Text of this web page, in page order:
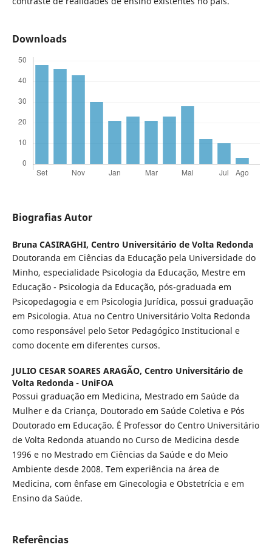
Downloads
Biografias Autor
Bruna CASIRAGHI, Centro Universitário de Volta Redonda
Doutoranda em Ciências da Educação pela Universidade do
Minho, especialidade Psicologia da Educação, Mestre em
Educação - Psicologia da Educação, pós-graduada em
Psicopedagogia e em Psicologia Jurídica, possui graduação
em Psicologia. Atua no Centro Universitário Volta Redonda
como responsável pelo Setor Pedagógico Institucional e
como docente em diferentes cursos.
JULIO CESAR SOARES ARAGÃO, Centro Universitário de
Volta Redonda - UniFOA
Possui graduação em Medicina, Mestrado em Saúde da
Mulher e da Criança, Doutorado em Saúde Coletiva e Pós
Doutorado em Educação. É Professor do Centro Universitário
de Volta Redonda atuando no Curso de Medicina desde
1996 e no Mestrado em Ciências da Saúde e do Meio
Ambiente desde 2008. Tem experiência na área de
Medicina, com ênfase em Ginecologia e Obstetrícia e em
Ensino da Saúde.
Referências